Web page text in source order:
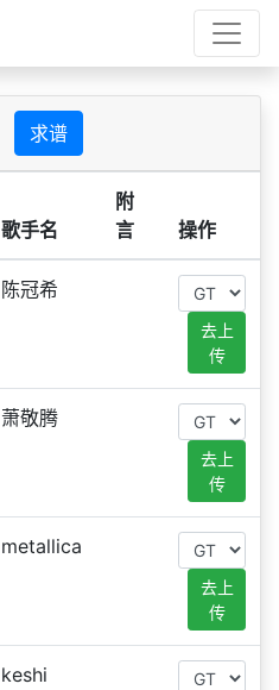
求谱
歌手名
附
言
操作
陈冠希
去上
传
萧敬腾
去上
传
metallica
去上
传
keshi